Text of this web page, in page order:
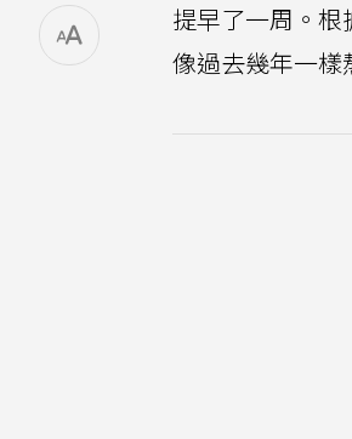
提早了一周。
像過去幾年一樣